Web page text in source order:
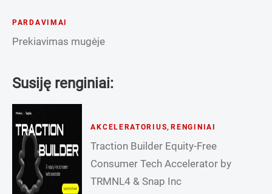
PARDAVIMAI
Prekiavimas mugėje
Susiję renginiai:
AKCELERATORIUS, RENGINIAI
Traction Builder Equity-Free
Consumer Tech Accelerator by
TRMNL4 & Snap Inc